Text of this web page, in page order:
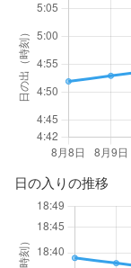
日の入りの推移